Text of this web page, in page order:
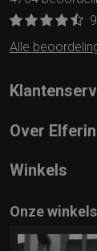
Alle
Over
Winkels
Onze winkels